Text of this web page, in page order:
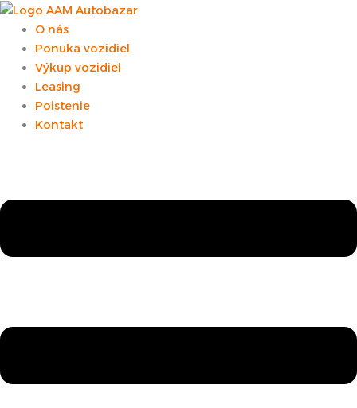
Preskočiť
obsah
O nás
Ponuka vozidiel
Výkup vozidiel
Leasing
Poistenie
Kontakt